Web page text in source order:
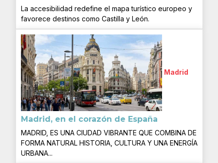
La accesibilidad redefine el mapa turístico europeo y
favorece destinos como Castilla y León.
Madrid
Madrid, en el corazón de España
MADRID, ES UNA CIUDAD VIBRANTE QUE COMBINA DE
FORMA NATURAL HISTORIA, CULTURA Y UNA ENERGÍA
URBANA...